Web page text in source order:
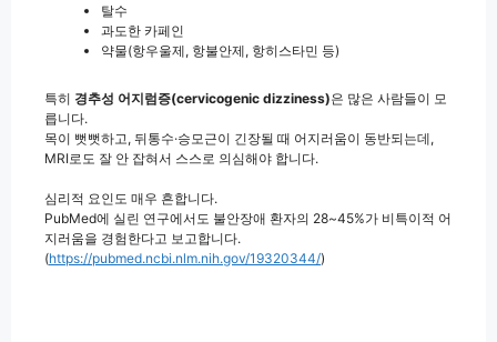
탈수
과도한 카페인
약물(항우울제, 항불안제, 항히스타민 등)
특히 경추성 어지럼증(cervicogenic dizziness)은 많은 사람들이 모
릅니다.
목이 뻣뻣하고, 뒤통수·승모근이 긴장될 때 어지러움이 동반되는데,
MRI로도 잘 안 잡혀서 스스로 의심해야 합니다.
심리적 요인도 매우 흔합니다.
PubMed에 실린 연구에서도 불안장애 환자의 28~45%가 비특이적 어
지러움을 경험한다고 보고합니다.
(https://pubmed.ncbi.nlm.nih.gov/19320344/)